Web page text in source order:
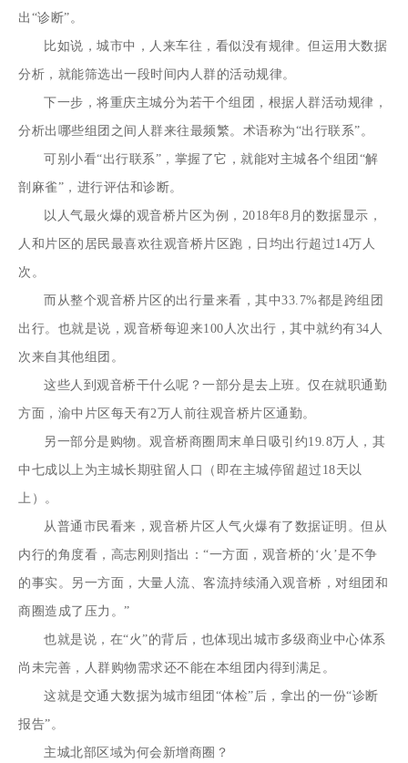
出“诊断”。
比如说，城市中，人来车往，看似没有规律。但运用大数据
分析，就能筛选出一段时间内人群的活动规律。
下一步，将重庆主城分为若干个组团，根据人群活动规律，
分析出哪些组团之间人群来往最频繁。术语称为“出行联系”。
可别小看“出行联系”，掌握了它，就能对主城各个组团“解
剖麻雀”，进行评估和诊断。
以人气最火爆的观音桥片区为例，2018年8月的数据显示，
人和片区的居民最喜欢往观音桥片区跑，日均出行超过14万人
次。
而从整个观音桥片区的出行量来看，其中33.7%都是跨组团
出行。也就是说，观音桥每迎来100人次出行，其中就约有34人
次来自其他组团。
这些人到观音桥干什么呢？一部分是去上班。仅在就职通勤
方面，渝中片区每天有2万人前往观音桥片区通勤。
另一部分是购物。观音桥商圈周末单日吸引约19.8万人，其
中七成以上为主城长期驻留人口（即在主城停留超过18天以
上）。
从普通市民看来，观音桥片区人气火爆有了数据证明。但从
内行的角度看，高志刚则指出：“一方面，观音桥的‘火’是不争
的事实。另一方面，大量人流、客流持续涌入观音桥，对组团和
商圈造成了压力。”
也就是说，在“火”的背后，也体现出城市多级商业中心体系
尚未完善，人群购物需求还不能在本组团内得到满足。
这就是交通大数据为城市组团“体检”后，拿出的一份“诊断
报告”。
主城北部区域为何会新增商圈？